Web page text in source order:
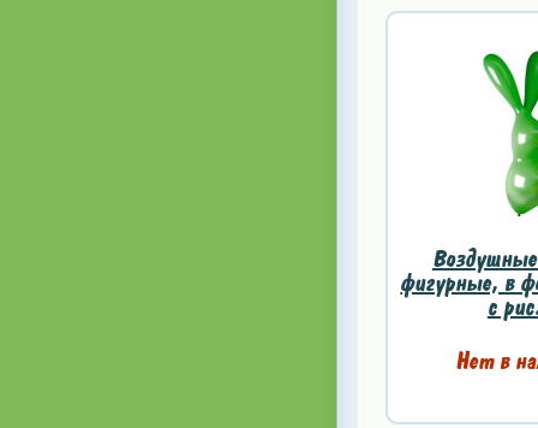
фигурные, в
с
Нет в